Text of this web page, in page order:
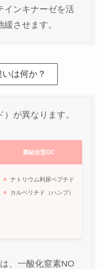
インキナーゼを活
させます。
は何か？
が異なります。
膜結合型GC
ナトリウム利尿ペプチド
カルペリチド（ハンプ）
、一酸化窒素NO